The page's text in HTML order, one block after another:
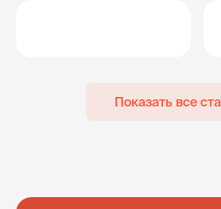
Показать все